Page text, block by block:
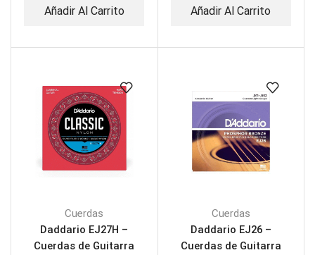
Añadir Al Carrito Añadir Al Carrito
Cuerdas
Daddario EJ27H –
Cuerdas de Guitarra
Cuerdas
Daddario EJ26 –
Cuerdas de Guitarra